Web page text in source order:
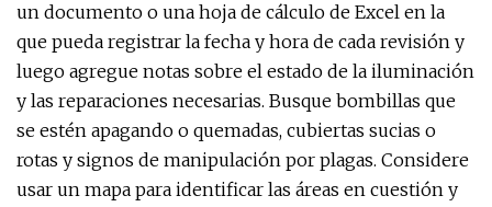
un documento o una hoja de cálculo de Excel en la
que pueda registrar la fecha y hora de cada revisión y
luego agregue notas sobre el estado de la iluminación
y las reparaciones necesarias. Busque bombillas que
se estén apagando o quemadas, cubiertas sucias o
rotas y signos de manipulación por plagas. Considere
usar un mapa para identificar las áreas en cuestión y